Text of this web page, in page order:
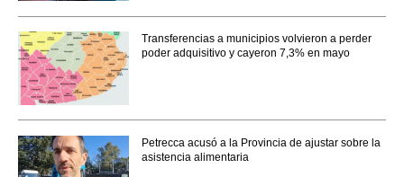
Transferencias a municipios volvieron a perder
poder adquisitivo y cayeron 7,3% en mayo
Petrecca acusó a la Provincia de ajustar sobre la
asistencia alimentaria